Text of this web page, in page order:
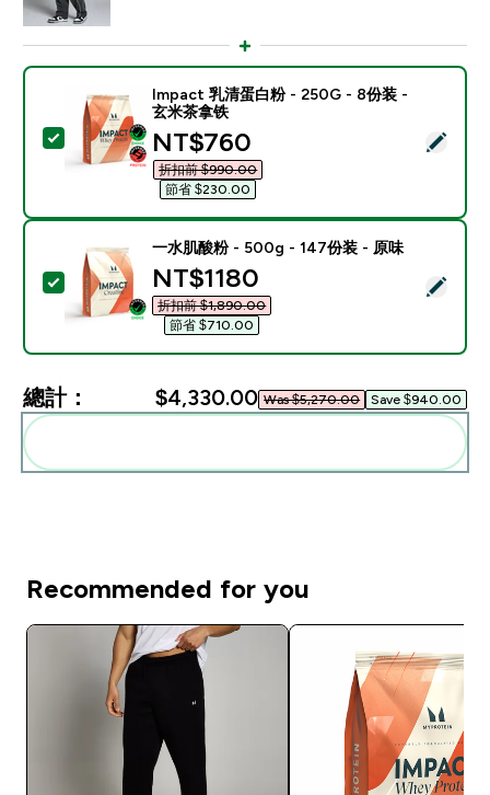
選取此商品 - Impact 乳清蛋白粉 - 250G - 8份装 - 玄
Impact 乳清蛋白粉 - 250G - 8份装 -
玄米茶拿铁
discounted price
NT$760‎
折扣前 $990.00‎
節省 $230.00‎
選取此商品 - 一水肌酸粉 - 500g - 147份装 - 原味
一水肌酸粉 - 500g - 147份装 - 原味
discounted price
NT$1180‎
折扣前 $1,890.00‎
節省 $710.00‎
總計： $4,330.00‎ Was $5,270.00‎ Save $940.00‎
Recommended for you